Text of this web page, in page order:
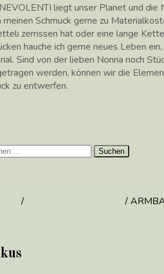
liegt unser Planet und die
meinen Schmuck gerne zu
zerrissen hat oder eine lange
hauche ich gerne neues Leben
Sind von der lieben Nonna noch
werden, können wir die
zu entwerfen.
/ /